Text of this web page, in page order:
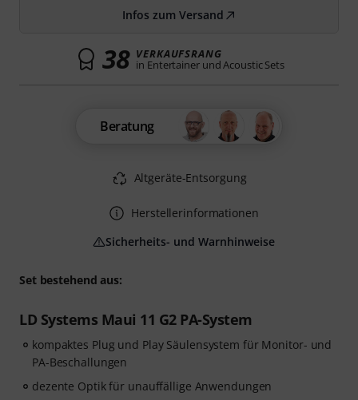
Set bestehend aus:
LD Systems Maui 11 G2 PA-System
kompaktes Plug und Play Säulensystem für Monitor- und
PA-Beschallungen
dezente Optik für unauffällige Anwendungen
Infos zum Versand
38 VERKAUFSRANG
in Entertainer und Acoustic Sets
Beratung
Altgeräte-Entsorgung
Herstellerinformationen
Sicherheits- und Warnhinweise